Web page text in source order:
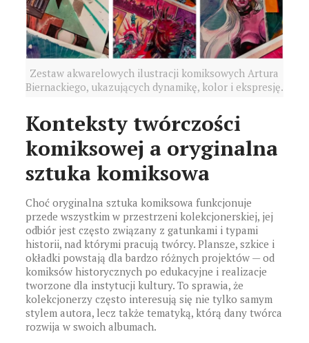
Zestaw akwarelowych ilustracji komiksowych Artura
Biernackiego, ukazujących dynamikę, kolor i ekspresję.
Konteksty twórczości
komiksowej a oryginalna
sztuka komiksowa
Choć oryginalna sztuka komiksowa funkcjonuje
przede wszystkim w przestrzeni kolekcjonerskiej, jej
odbiór jest często związany z gatunkami i typami
historii, nad którymi pracują twórcy. Plansze, szkice i
okładki powstają dla bardzo różnych projektów — od
komiksów historycznych po edukacyjne i realizacje
tworzone dla instytucji kultury. To sprawia, że
kolekcjonerzy często interesują się nie tylko samym
stylem autora, lecz także tematyką, którą dany twórca
rozwija w swoich albumach.